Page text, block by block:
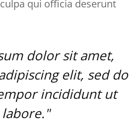
qui officia deserunt
dolor sit amet,
elit, sed do
incididunt ut
labore."